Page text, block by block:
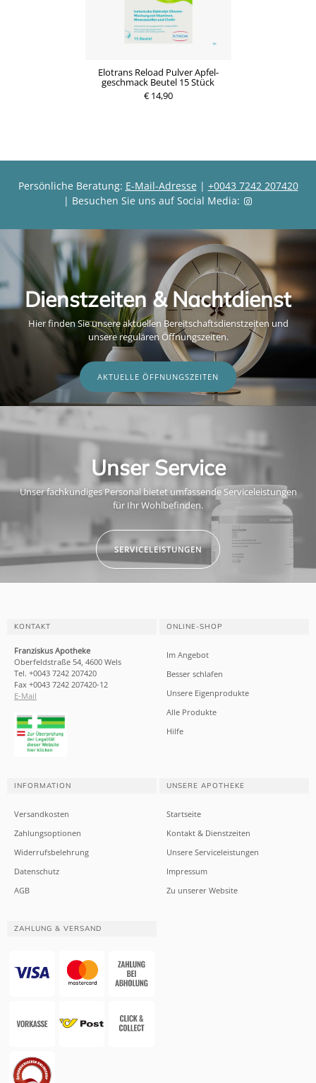
Elotrans Reload Pulver Apfel-
geschmack Beutel 15 Stück
€ 14,90
Persönliche Beratung: E-Mail-Adresse | +0043 7242 207420
| Besuchen Sie uns auf Social Media:
Dienstzeiten & Nachtdienst
Hier finden Sie unsere aktuellen Bereitschaftsdienstzeiten und
unsere regulären Öffnungszeiten.
AKTUELLE ÖFFNUNGSZEITEN
Unser Service
Unser fachkundiges Personal bietet umfassende Serviceleistungen
für Ihr Wohlbefinden.
SERVICELEISTUNGEN
KONTAKT
Franziskus Apotheke
Oberfeldstraße 54, 4600 Wels
Tel. +0043 7242 207420
Fax +0043 7242 207420-12
E-Mail
ONLINE-SHOP
Im Angebot
Besser schlafen
Unsere Eigenprodukte
Alle Produkte
Hilfe
INFORMATION
Versandkosten
Zahlungsoptionen
Widerrufsbelehrung
Datenschutz
AGB
UNSERE APOTHEKE
Startseite
Kontakt & Dienstzeiten
Unsere Serviceleistungen
Impressum
Zu unserer Website
ZAHLUNG & VERSAND